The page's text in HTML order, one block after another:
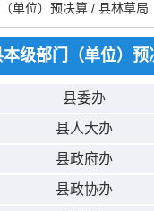
单位）预决算 /县林草局
本级部门（单位）预
县委办
县人大办
县政府办
县政协办